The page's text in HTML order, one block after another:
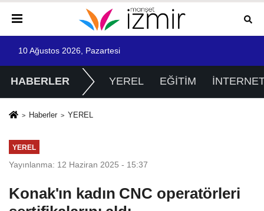
10 Ağustos 2026, Pazartesi
HABERLER YEREL EĞİTİM
Haberler YEREL
YEREL
Yayınlanma: 12 Haziran 2025 - 15:37
Konak'ın kadın CNC operatörleri